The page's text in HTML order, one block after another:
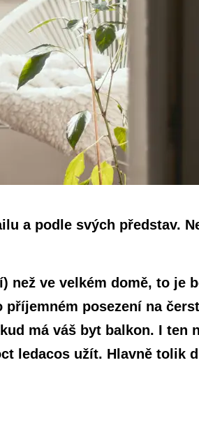
a podle svých představ.
než ve velkém domě, to je
posezení na
má váš byt balkon. I ten
ledacos užít. Hlavně tolik